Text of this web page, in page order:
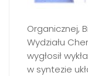
Organicznej,
Wydziału
wygłosił
w syntezie